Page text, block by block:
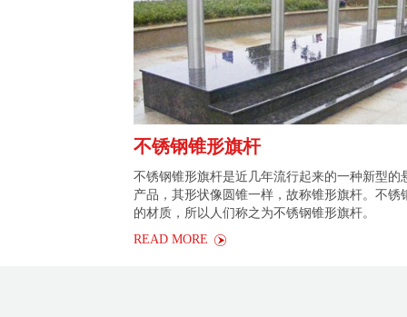
不锈钢锥形旗杆
不锈钢锥形旗杆是近几年流行起来的一种新型的
产品，其形状像圆锥一样，故称锥形旗杆。不锈
的材质，所以人们称之为不锈钢锥形旗杆。
READ MORE